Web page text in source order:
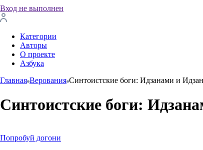
Вход не выполнен
Категории
Авторы
О проекте
Азбука
Главная Верования Синтоистские боги: Идзанами и
Синтоистские боги:
Попробуй догони